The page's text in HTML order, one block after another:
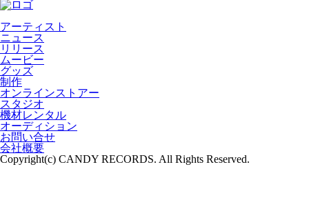
アーティスト
ニュース
リリース
ムービー
グッズ
制作
オンラインストアー
スタジオ
機材レンタル
オーディション
お問い合せ
会社概要
Copyright(c) CANDY RECORDS. All Rights Reserved.